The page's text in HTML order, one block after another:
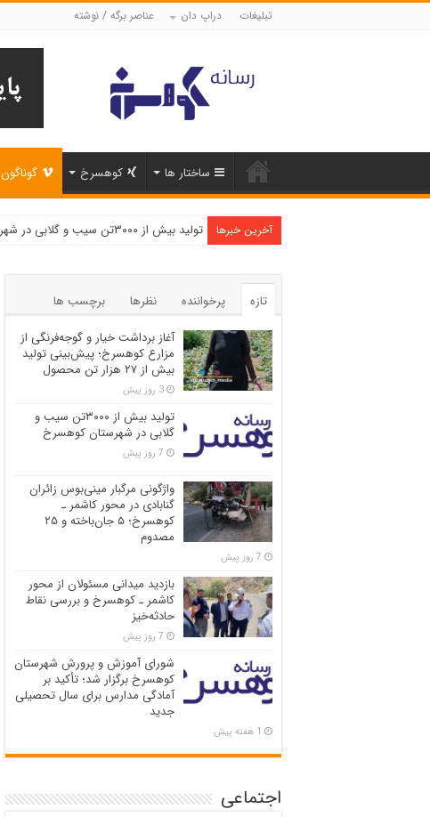
تبلیغات دراپ دان عناصر برگه / نوشته
ساختار ها کوهسرخ گوناگون
آخرین خبرها تولید بیش از ۳۰۰۰تن سیب و گلابی در شهرستان کوهسرخ
تازه پرخواننده نظرها
برچسب ها
آغاز برداشت خیار و گوجه‌فرنگی از
مزارع کوهسرخ؛ پیش‌بینی تولید
بیش از ۲۷ هزار تن محصول
3 روز پیش
تولید بیش از ۳۰۰۰تن سیب و
گلابی در شهرستان کوهسرخ
7 روز پیش
واژگونی مرگبار مینی‌بوس زائران
گنابادی در محور کاشمر ـ
کوهسرخ؛ ۵ جان‌باخته و ۲۵
مصدوم
7 روز پیش
بازدید میدانی مسئولان از محور
کاشمر ـ کوهسرخ و بررسی نقاط
حادثه‌خیز
7 روز پیش
شورای آموزش و پرورش شهرستان
کوهسرخ برگزار شد؛ تأکید بر
آمادگی مدارس برای سال تحصیلی
جدید
1 هفته پیش
اجتماعی